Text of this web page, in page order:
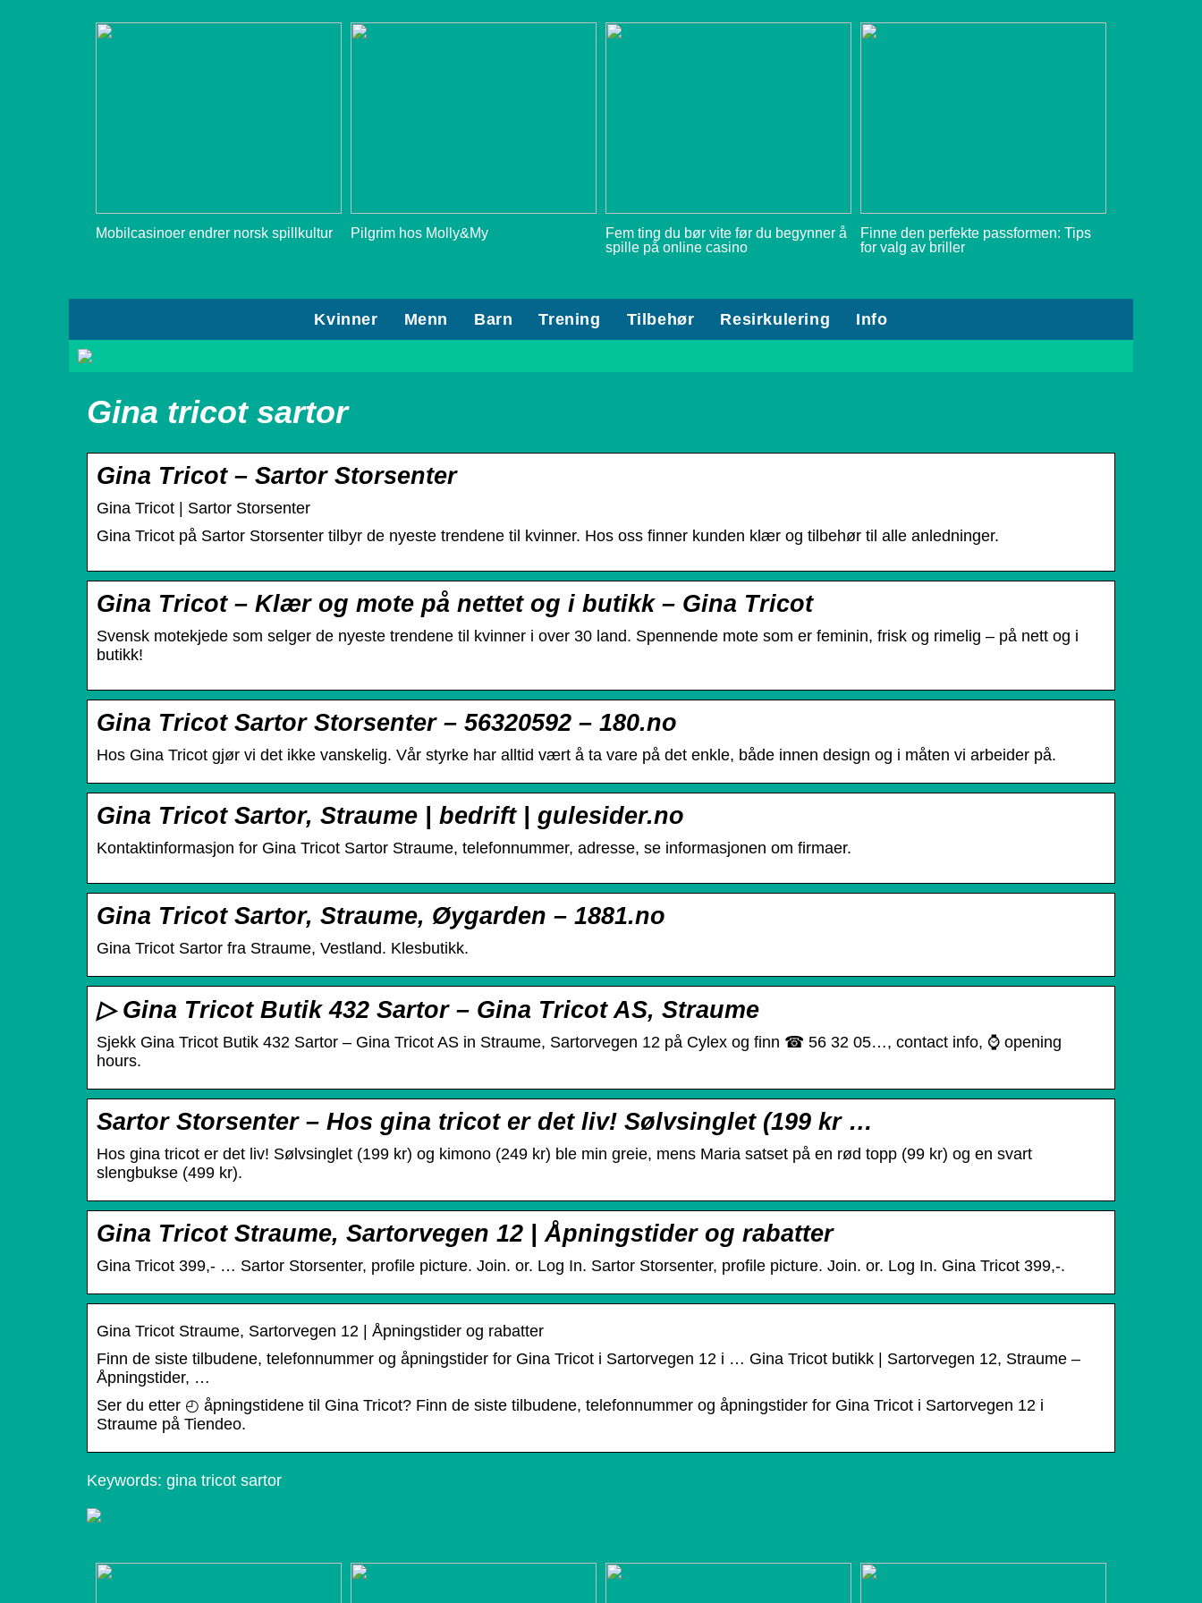
Mobilcasinoer endrer norsk spillkultur Pilgrim hos Molly&My
Fem ting du bør vite før du begynner å
spille på online casino
Finne den perfekte passformen: Tips
for valg av briller
Kvinner Menn Barn Trening Tilbehør Resirkulering Info
Gina tricot sartor
Gina Tricot – Sartor Storsenter
Gina Tricot | Sartor Storsenter
Gina Tricot på Sartor Storsenter tilbyr de nyeste trendene til kvinner. Hos oss finner kunden klær og tilbehør til alle anledninger.
Gina Tricot – Klær og mote på nettet og i butikk – Gina Tricot
Svensk motekjede som selger de nyeste trendene til kvinner i over 30 land. Spennende mote som er feminin, frisk og rimelig – på nett og i
butikk!
Gina Tricot Sartor Storsenter – 56320592 – 180.no
Hos Gina Tricot gjør vi det ikke vanskelig. Vår styrke har alltid vært å ta vare på det enkle, både innen design og i måten vi arbeider på.
Gina Tricot Sartor, Straume | bedrift | gulesider.no
Kontaktinformasjon for Gina Tricot Sartor Straume, telefonnummer, adresse, se informasjonen om firmaer.
Gina Tricot Sartor, Straume, Øygarden – 1881.no
Gina Tricot Sartor fra Straume, Vestland. Klesbutikk.
▷ Gina Tricot Butik 432 Sartor – Gina Tricot AS, Straume
Sjekk Gina Tricot Butik 432 Sartor – Gina Tricot AS in Straume, Sartorvegen 12 på Cylex og finn ☎ 56 32 05…, contact info, ⌚ opening
hours.
Sartor Storsenter – Hos gina tricot er det liv! Sølvsinglet (199 kr …
Hos gina tricot er det liv! Sølvsinglet (199 kr) og kimono (249 kr) ble min greie, mens Maria satset på en rød topp (99 kr) og en svart
slengbukse (499 kr).
Gina Tricot Straume, Sartorvegen 12 | Åpningstider og rabatter
Gina Tricot 399,- … Sartor Storsenter, profile picture. Join. or. Log In. Sartor Storsenter, profile picture. Join. or. Log In. Gina Tricot 399,-.
Gina Tricot Straume, Sartorvegen 12 | Åpningstider og rabatter
Finn de siste tilbudene, telefonnummer og åpningstider for Gina Tricot i Sartorvegen 12 i … Gina Tricot butikk | Sartorvegen 12, Straume –
Åpningstider, …
Ser du etter ◴ åpningstidene til Gina Tricot? Finn de siste tilbudene, telefonnummer og åpningstider for Gina Tricot i Sartorvegen 12 i
Straume på Tiendeo.
Keywords: gina tricot sartor